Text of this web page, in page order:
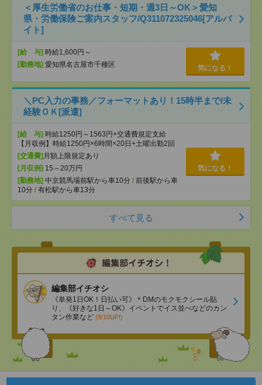
＜厚生労働省のお仕事・短期・週3日～OK＞愛知
県・労働保険ご案内スタッフ/Q311072325046[アルバ
イト]
[給 与] 時給1,600円～
[勤務地] 愛知県名古屋市千種区 気になる！
＼PC入力の事務／フォーマットあり！15時半まで/未
経験ＯＫ[派遣]
[給 与] 時給1250円～1563円+交通費規定支給
【月収例】時給1250円×6時間×20日+土曜出勤2回
[交通費] 月額上限規定あり
[月収例] 15～20万円
[勤務地] 中京競馬場前駅から車10分 / 前後駅から車
10分 / 有松駅から車13分
気になる！
すべて見る
編集部イチオシ
《単発1日OK！日払い可》＊DMのモクモクシール貼
り、《好きな1日～OK》イベントでイス並べなどのカン
タン作業など (8/10UP!)